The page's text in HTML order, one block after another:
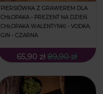
PIERSIÓWKA Z GRAWEREM DLA
CHŁOPAKA - PREZENT NA DZIEŃ
CHŁOPAKA WALENTYNKI - VODKA,
GIN - CZARNA
65,90 zł 89,90 zł